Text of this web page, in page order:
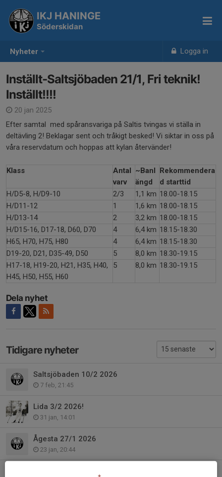
Nyheter Logga in
IKJ HANINGE
Söderskidan
Inställt-Saltsjöbaden 21/1, Fri teknik!
Inställt!!!!
20 jan 2025
Efter samtal med spåransvariga på Saltis tvingas vi ställa in
deltävling 2! Beklagar sent och tråkigt besked! Vi siktar in oss på
våra reservdatum och hoppas att kylan återvänder!
Klass
Antal
varv
~Banl
ängd
Rekommendera
d starttid
H/D5-8, H/D9-10
2/3 1,1 km 18.00-18.15
H/D11-12
1 1,6 km 18.00-18.15
H/D13-14
2 3,2 km 18.00-18.15
H/D15-16, D17-18, D60, D70
4 6,4 km 18.15-18.30
H65, H70, H75, H80
4 6,4 km 18.15-18.30
D19-20, D21, D35-49, D50
5 8,0 km 18.30-19.15
H17-18, H19-20, H21, H35, H40,
H45, H50, H55, H60
5 8,0 km 18.30-19.15
Dela nyhet
Tidigare nyheter
Saltsjöbaden 10/2 2026
7 feb, 21:45
Lida 3/2 2026!
31 jan, 14:01
Ågesta 27/1 2026
23 jan, 20:44